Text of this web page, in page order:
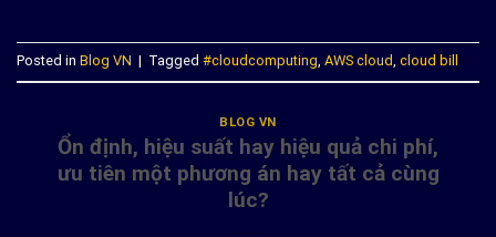
Posted in Blog VN | Tagged #cloudcomputing, AWS cloud, cloud bill
BLOG VN
Ổn định, hiệu suất hay hiệu quả chi phí,
ưu tiên một phương án hay tất cả cùng
lúc?